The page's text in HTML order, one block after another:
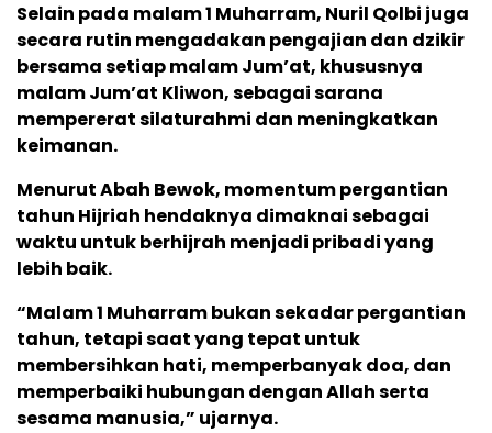
Selain pada malam 1 Muharram, Nuril Qolbi juga
secara rutin mengadakan pengajian dan dzikir
bersama setiap malam Jum’at, khususnya
malam Jum’at Kliwon, sebagai sarana
mempererat silaturahmi dan meningkatkan
keimanan.
Menurut Abah Bewok, momentum pergantian
tahun Hijriah hendaknya dimaknai sebagai
waktu untuk berhijrah menjadi pribadi yang
lebih baik.
“Malam 1 Muharram bukan sekadar pergantian
tahun, tetapi saat yang tepat untuk
membersihkan hati, memperbanyak doa, dan
memperbaiki hubungan dengan Allah serta
sesama manusia,” ujarnya.